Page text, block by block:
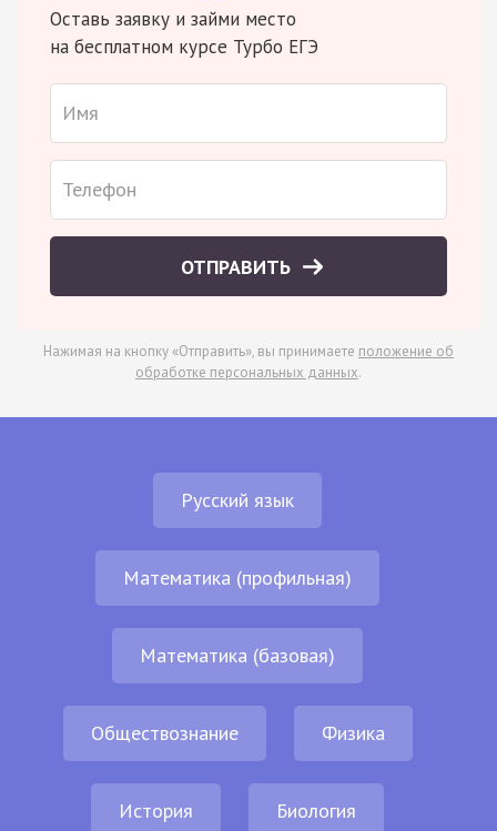
Оставь заявку и займи место
на бесплатном курсе Турбо ЕГЭ
ОТПРАВИТЬ
Нажимая на кнопку «Отправить», вы принимаете положение об
обработке персональных данных.
Русский язык
Математика (профильная)
Математика (базовая)
Обществознание Физика
История Биология